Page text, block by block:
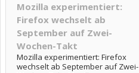
Mozilla experimentiert:
Firefox wechselt ab
September auf Zwei-
Wochen-Takt
Mozilla experimentiert: Firefox
wechselt ab September auf Zwei-